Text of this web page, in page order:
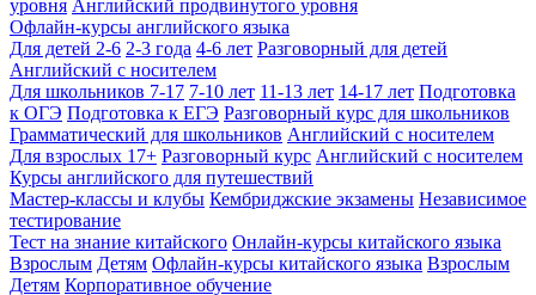
уровня Английский продвинутого уровня
Офлайн-курсы английского языка
Для детей 2-6 2-3 года 4-6 лет Разговорный для детей
Английский с носителем
Для школьников 7-17 7-10 лет 11-13 лет 14-17 лет Подготовка
к ОГЭ Подготовка к ЕГЭ Разговорный курс для школьников
Грамматический для школьников Английский с носителем
Для взрослых 17+ Разговорный курс Английский с носителем
Курсы английского для путешествий
Мастер-классы и клубы Кембриджские экзамены Независимое
тестирование
Тест на знание китайского Онлайн-курсы китайского языка
Взрослым Детям Офлайн-курсы китайского языка Взрослым
Детям Корпоративное обучение